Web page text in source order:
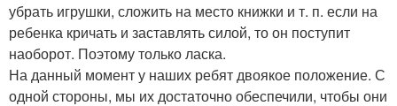
убрать игрушки, сложить на место книжки и т. п. если на
ребенка кричать и заставлять силой, то он поступит
наоборот. Поэтому только ласка.
На данный момент у наших ребят двоякое положение. С
одной стороны, мы их достаточно обеспечили, чтобы они